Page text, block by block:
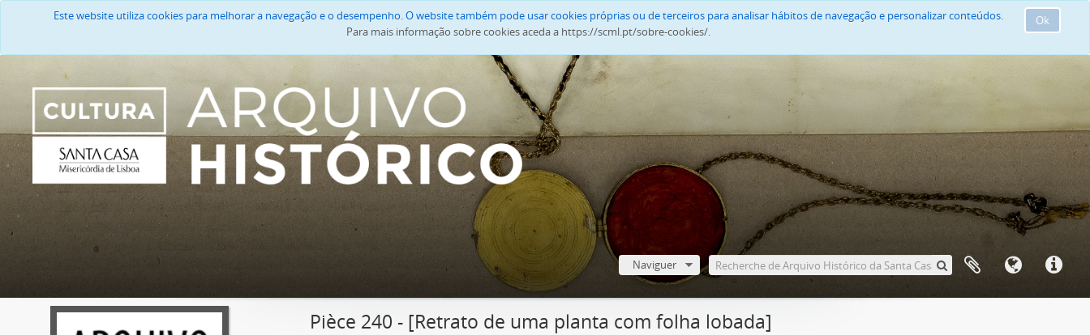
Ok
Este website utiliza cookies para melhorar a navegação e o desempenho. O website também pode usar cookies próprias ou de terceiros para analisar hábitos de navegação e personalizar conteúdos.
Para mais informação sobre cookies aceda a https://scml.pt/sobre-cookies/.
Naviguer
Pièce 240 - [Retrato de uma planta com folha lobada]